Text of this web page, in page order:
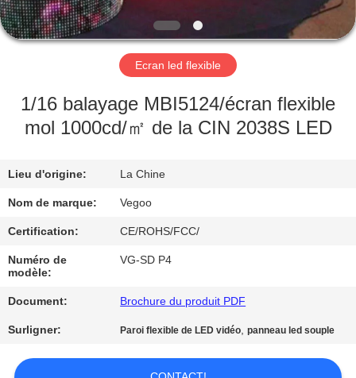
VIDÉOS
PROPOS
DE
VISITE
DE
L'USINE
CONTRÔLE
DE
LA
Ecran led flexible
1/16 balayage MBI5124/écran flexible
mol 1000cd/㎡ de la CIN 2038S LED
Lieu d'origine: La Chine
Nom de marque: Vegoo
Certification: CE/ROHS/FCC/
Numéro de
modèle:
VG-SD P4
Document: Brochure du produit PDF
Surligner: Paroi flexible de LED vidéo,panneau led souple